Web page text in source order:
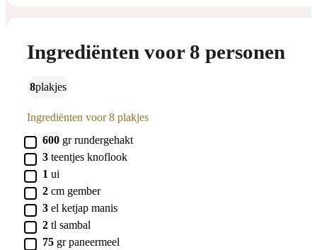
Ingrediënten voor 8 personen
8 plakjes
Ingrediënten voor 8 plakjes
▢
600 gr rundergehakt
▢
3 teentjes knoflook
▢
1 ui
▢
2 cm gember
▢
3 el ketjap manis
▢
2 tl sambal
▢
75 gr paneermeel